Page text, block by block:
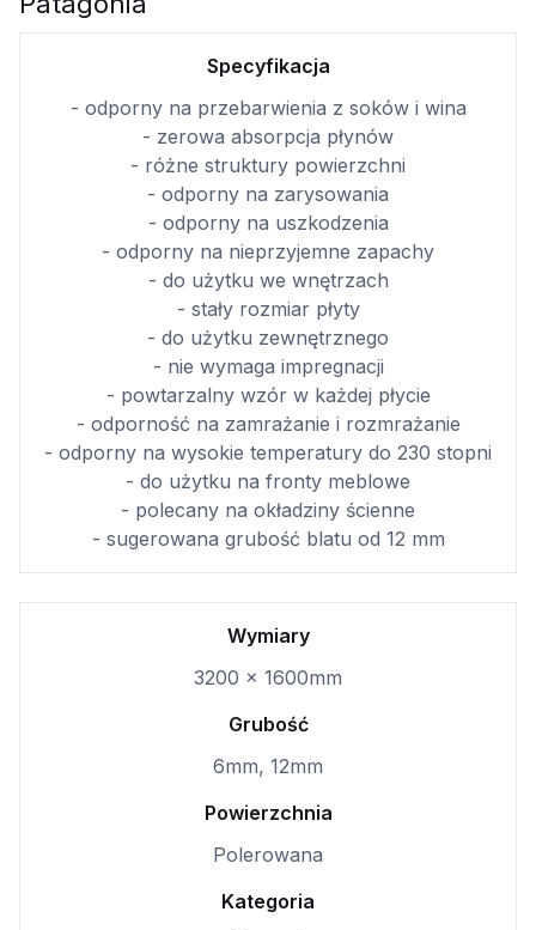
Specyfikacja
- odporny na przebarwienia z soków i wina
- zerowa absorpcja płynów
- różne struktury powierzchni
- odporny na zarysowania
- odporny na uszkodzenia
- odporny na nieprzyjemne zapachy
- do użytku we wnętrzach
- stały rozmiar płyty
- do użytku zewnętrznego
- nie wymaga impregnacji
- powtarzalny wzór w każdej płycie
- odporność na zamrażanie i rozmrażanie
- odporny na wysokie temperatury do 230 stopni
- do użytku na fronty meblowe
- polecany na okładziny ścienne
- sugerowana grubość blatu od 12 mm
Wymiary
3200 x 1600mm
Grubość
6mm, 12mm
Powierzchnia
Polerowana
Kategoria